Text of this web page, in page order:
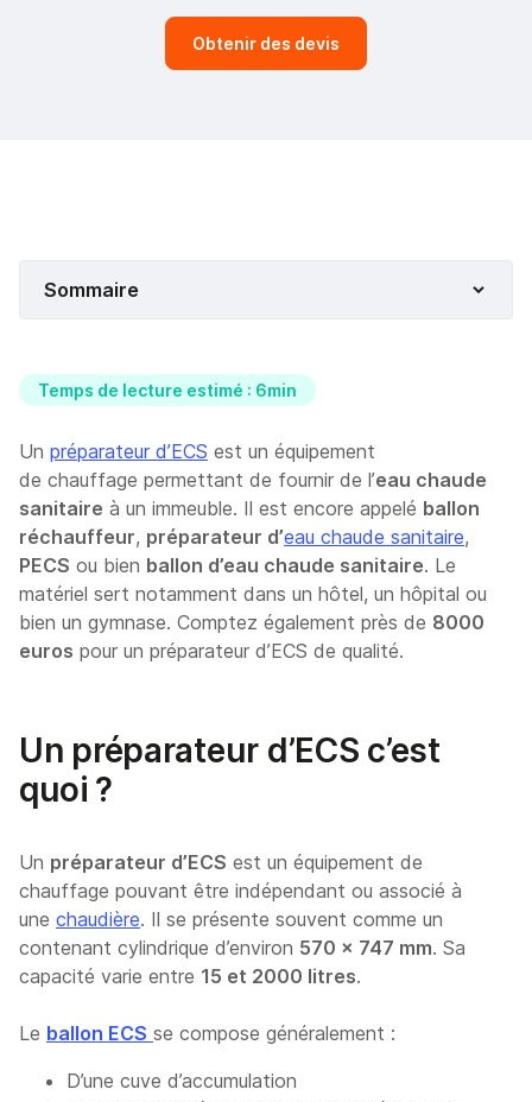
Obtenir des devis
Sommaire
Temps de lecture estimé : 6min
Un préparateur d’ECS est un équipement
de chauffage permettant de fournir de l’eau chaude
sanitaire à un immeuble. Il est encore appelé ballon
réchauffeur, préparateur d’eau chaude sanitaire,
PECS ou bien ballon d’eau chaude sanitaire. Le
matériel sert notamment dans un hôtel, un hôpital ou
bien un gymnase. Comptez également près de 8000
euros pour un préparateur d’ECS de qualité.
Un préparateur d’ECS c’est
quoi ?
Un préparateur d’ECS est un équipement de
chauffage pouvant être indépendant ou associé à
une chaudière. Il se présente souvent comme un
contenant cylindrique d’environ 570 x 747 mm. Sa
capacité varie entre 15 et 2000 litres.
Le ballon ECS se compose généralement :
D’une cuve d’accumulation